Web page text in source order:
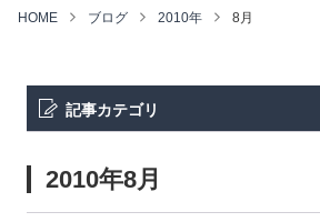
HOME ブログ 2010年 8月
記事カテゴリ
2010年8月